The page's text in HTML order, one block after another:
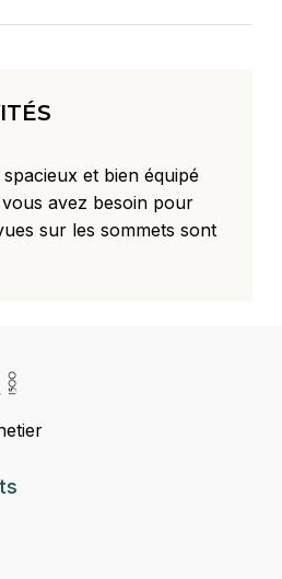
spacieux et bien équipé
avez besoin pour
sur les sommets sont